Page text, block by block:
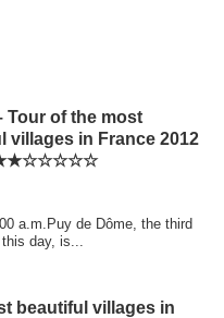
Tour of the most
villages in France 2012
★★☆☆☆☆☆
a.m.Puy de Dôme, the third
day, is...
beautiful villages in